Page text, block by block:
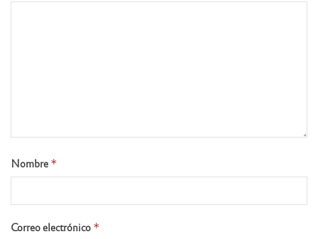
Nombre *
Correo electrónico *